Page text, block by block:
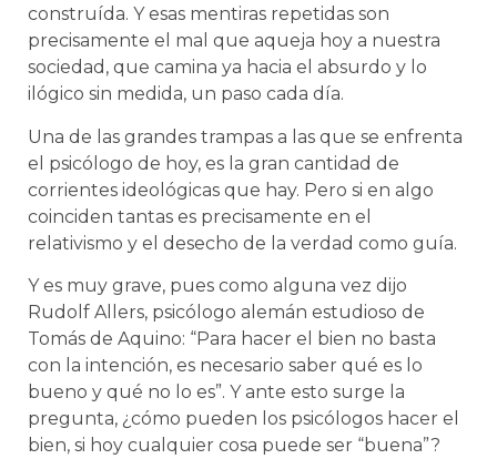
construída. Y esas mentiras repetidas son
precisamente el mal que aqueja hoy a nuestra
sociedad, que camina ya hacia el absurdo y lo
ilógico sin medida, un paso cada día.
Una de las grandes trampas a las que se enfrenta
el psicólogo de hoy, es la gran cantidad de
corrientes ideológicas que hay. Pero si en algo
coinciden tantas es precisamente en el
relativismo y el desecho de la verdad como guía.
Y es muy grave, pues como alguna vez dijo
Rudolf Allers, psicólogo alemán estudioso de
Tomás de Aquino: “Para hacer el bien no basta
con la intención, es necesario saber qué es lo
bueno y qué no lo es”. Y ante esto surge la
pregunta, ¿cómo pueden los psicólogos hacer el
bien, si hoy cualquier cosa puede ser “buena”?